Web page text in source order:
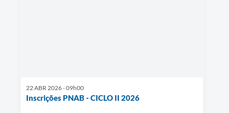
22 ABR 2026 - 09h00
Inscrições PNAB - CICLO II 2026